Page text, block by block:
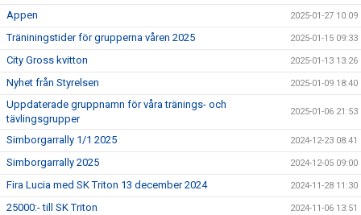
Appen 2025-01-27 10:09
Träniningstider för grupperna våren 2025 2025-01-15 09:33
City Gross kvitton 2025-01-13 13:26
Nyhet från Styrelsen 2025-01-09 18:40
Uppdaterade gruppnamn för våra tränings- och
tävlingsgrupper
2025-01-06 21:53
Simborgarrally 1/1 2025 2024-12-23 08:41
Simborgarrally 2025 2024-12-05 09:00
Fira Lucia med SK Triton 13 december 2024 2024-11-28 11:30
25000:- till SK Triton 2024-11-06 13:51